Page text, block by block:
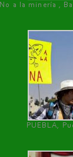
No a la minería ,
PUEBLA,